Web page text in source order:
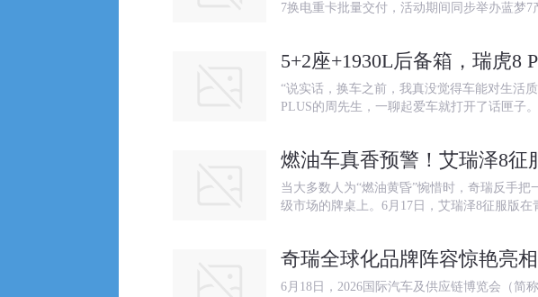
7换电重卡批量交付，活动期间同步举办蓝梦7
5+2座+1930L后备箱，瑞虎8
“说实话，换车之前，我真没觉得车能对生活
PLUS的周先生，一聊起爱车就打开了话匣子
燃油车真香预警！艾瑞泽8征
当大多数人为“燃油黄昏”惋惜时，奇瑞反手
级市场的牌桌上。6月17日，艾瑞泽8征服版
奇瑞全球化品牌阵容惊艳亮
6月18日，2026国际汽车及供应链博览会（简